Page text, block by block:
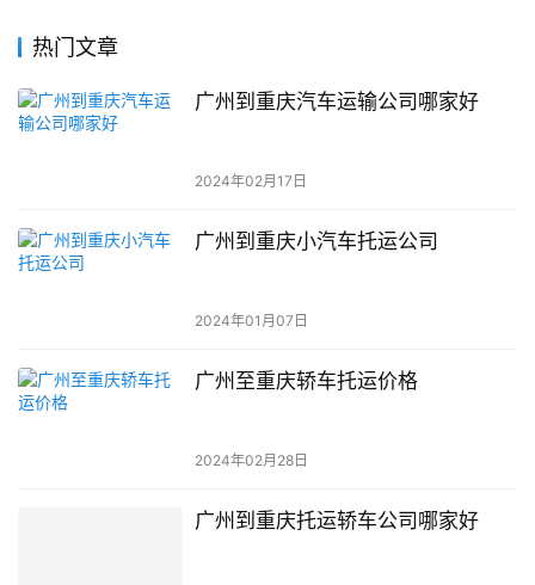
热门文章
广州到重庆汽车运输公司哪家好
2024年02月17日
广州到重庆小汽车托运公司
2024年01月07日
广州至重庆轿车托运价格
2024年02月28日
广州到重庆托运轿车公司哪家好